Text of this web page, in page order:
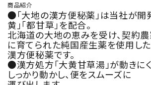
商品紹介
●「大地の漢方便秘薬」は当社が開
黄」「都甘草」を配合。
北海道の大地の恵みを受け、契約
に育てられた純国産生薬を使用した
漢方便秘薬です。
●漢方処方「大黄甘草湯」が動きに
しっかり動かし、便をスムーズに